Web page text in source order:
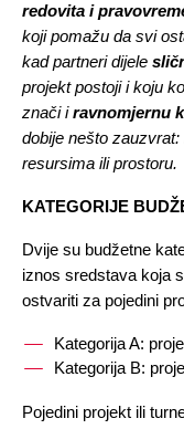
redovita i
koji pomažu da svi
kad partneri dijele
projekt postoji i koju
znači i ravnomjernu
dobije nešto
resursima ili prostoru.
KATEGORIJE
Dvije su budžetne
iznos sredstava koja
ostvariti za pojedini
Kategorija A:
Kategorija B:
Pojedini projekt ili